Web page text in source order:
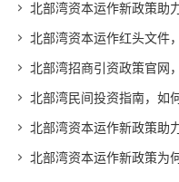
北部湾资本运作新政策助力区域
北部湾资本运作红头文件，助力区域经济腾飞
北部湾招商引资政策官网，助力企业投资发展
北部湾民间投资指南，如何把握投资
北部湾资本运作新政策助力区域经济发
北部湾资本运作新政策为何保密，揭秘政策